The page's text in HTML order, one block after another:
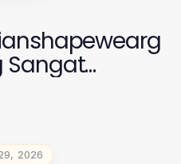
Sangat
2026